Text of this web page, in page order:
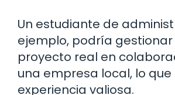
Un estudiante de
ejemplo, podría gestionar
proyecto real en
una empresa local, lo
experiencia valiosa.